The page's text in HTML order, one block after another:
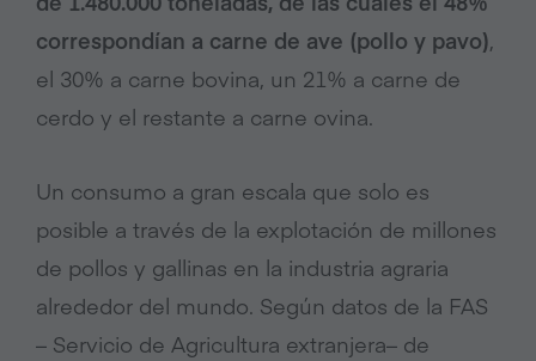
correspondían a carne de ave (pollo y pavo),
el 30% a carne bovina, un 21% a carne de
cerdo y el restante a carne ovina.
Un consumo a gran escala que solo es
posible a través de la explotación de millones
de pollos y gallinas en la industria agraria
alrededor del mundo. Según datos de la FAS
– Servicio de Agricultura extranjera– de